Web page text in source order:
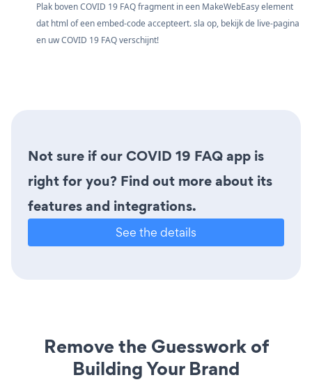
Plak boven COVID 19 FAQ fragment in een MakeWebEasy element
dat html of een embed-code accepteert. sla op, bekijk de live-pagina
en uw COVID 19 FAQ verschijnt!
Not sure if our COVID 19 FAQ app is
right for you? Find out more about its
features and integrations.
See the details
Remove the Guesswork of
Building Your Brand